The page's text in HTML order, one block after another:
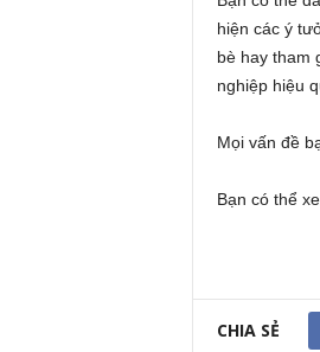
hiện các ý
bè hay tham
nghiệp hiệu
Mọi vấn đề
Bạn có thể
CHIA SẺ